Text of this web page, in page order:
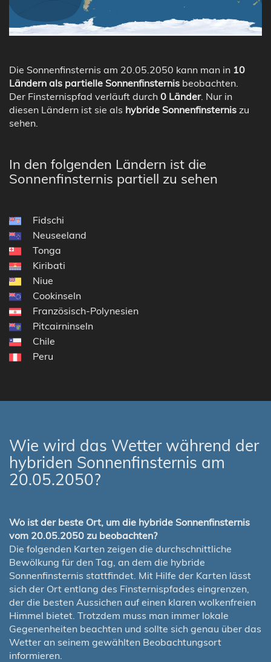
Die Sonnenfinsternis am 20.05.2050 kann man in 10
Ländern als partielle Sonnenfinsternis beobachten.
Der Finsternispfad verläuft durch 0 Länder. Nur in
diesen Ländern ist sie als hybride Sonnenfinsternis zu
sehen.
In den folgenden Ländern ist die
Sonnenfinsternis partiell zu sehen
Fidschi
Neuseeland
Tonga
Kiribati
Niue
Cookinseln
Französisch-Polynesien
Pitcairninseln
Chile
Peru
Wie wird das Wetter während der
hybriden Sonnenfinsternis am
20.05.2050?
Wo ist der beste Ort, um die hybride Sonnenfinsternis
vom 20.05.2050 zu beobachten?
Die folgenden Karten zeigen die durchschnittliche
Bewölkung für den Tag, an dem die hybride
Sonnenfinsternis stattfindet. Mit Hilfe der Karten lässt
sich der Ort entlang des Finsternispfades eingrenzen,
der die besten Aussichen auf einen klaren wolkenfreien
Himmel bietet. Trotzdem muss man immer lokale
Gegenenheiten beachten und sollte sich genau über das
Wetter an seinem gewählten Beobachtungsort
informieren.